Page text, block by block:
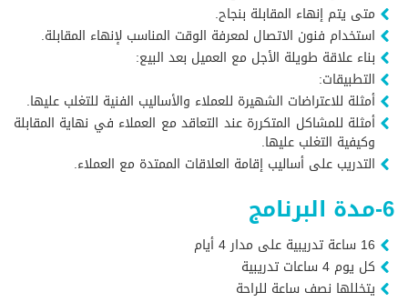
متى يتم إنهاء المقابلة بنجاح.
استخدام فنون الاتصال لمعرفة الوقت المناسب لإنهاء المقابلة.
بناء علاقة طويلة الأجل مع العميل بعد البيع:
التطبيقات:
أمثلة للاعتراضات الشهيرة للعملاء والأساليب الفنية للتغلب عليها.
أمثلة للمشاكل المتكررة عند التعاقد مع العملاء في نهاية المقابلة
وكيفية التغلب عليها.
التدريب على أساليب إقامة العلاقات الممتدة مع العملاء.
6-مدة البرنامج
16 ساعة تدريبية على مدار 4 أيام
كل يوم 4 ساعات تدريبية
يتخللها نصف ساعة للراحة